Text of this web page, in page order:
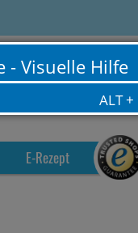
0
Warenkorb
E-Rezept